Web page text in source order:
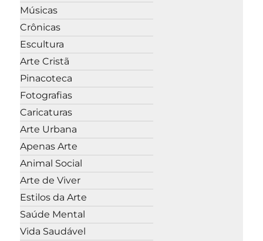
Músicas
Crônicas
Escultura
Arte Cristã
Pinacoteca
Fotografias
Caricaturas
Arte Urbana
Apenas Arte
Animal Social
Arte de Viver
Estilos da Arte
Saúde Mental
Vida Saudável